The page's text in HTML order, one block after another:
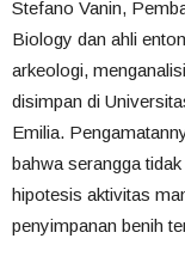
Stefano Vanin,
Biology dan ahli
arkeologi,
disimpan di
Emilia.
bahwa serangga
hipotesis aktivitas
penyimpanan benih